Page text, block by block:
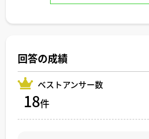
今回は事前に金融機関に相談さ
ただし転勤などの理由で住めな
情がある場合は、一定の条件（あ
ることや定期借家にすることなど
で金融機関も賃貸を認めてくれる
融資担当も人間です。事情をき
回答の成績
ベストアンサー数
18件